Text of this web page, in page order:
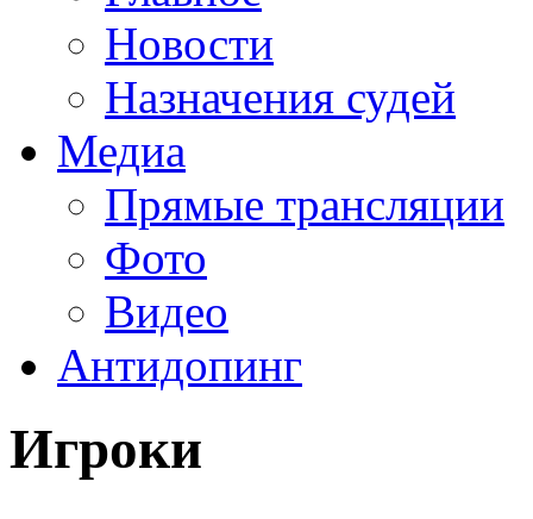
Новости
Назначения судей
Медиа
Прямые трансляции
Фото
Видео
Антидопинг
Игроки